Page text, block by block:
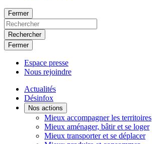
Fermer
Rechercher
Fermer
Espace presse
Nous rejoindre
Actualités
Désinfox
Nos actions
Mieux accompagner les territoires
Mieux aménager, bâtir et se loger
Mieux transporter et se déplacer